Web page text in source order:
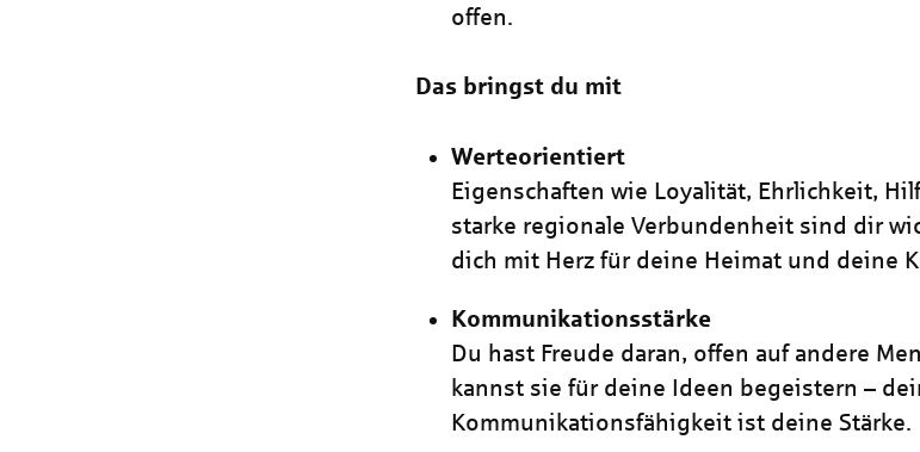
offen.
Das bringst du mit
Werteorientiert
Eigenschaften wie Loyalität, Ehrlichkeit,
starke regionale Verbundenheit sind dir
dich mit Herz für deine Heimat und deine
Kommunikationsstärke
Du hast Freude daran, offen auf andere
kannst sie für deine Ideen begeistern –
Kommunikationsfähigkeit ist deine Stärke.